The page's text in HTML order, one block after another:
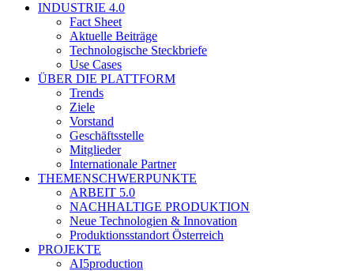
INDUSTRIE 4.0
Fact Sheet
Aktuelle Beiträge
Technologische Steckbriefe
Use Cases
ÜBER DIE PLATTFORM
Trends
Ziele
Vorstand
Geschäftsstelle
Mitglieder
Internationale Partner
THEMENSCHWERPUNKTE
ARBEIT 5.0
NACHHALTIGE PRODUKTION
Neue Technologien & Innovation
Produktionsstandort Österreich
PROJEKTE
AI5production